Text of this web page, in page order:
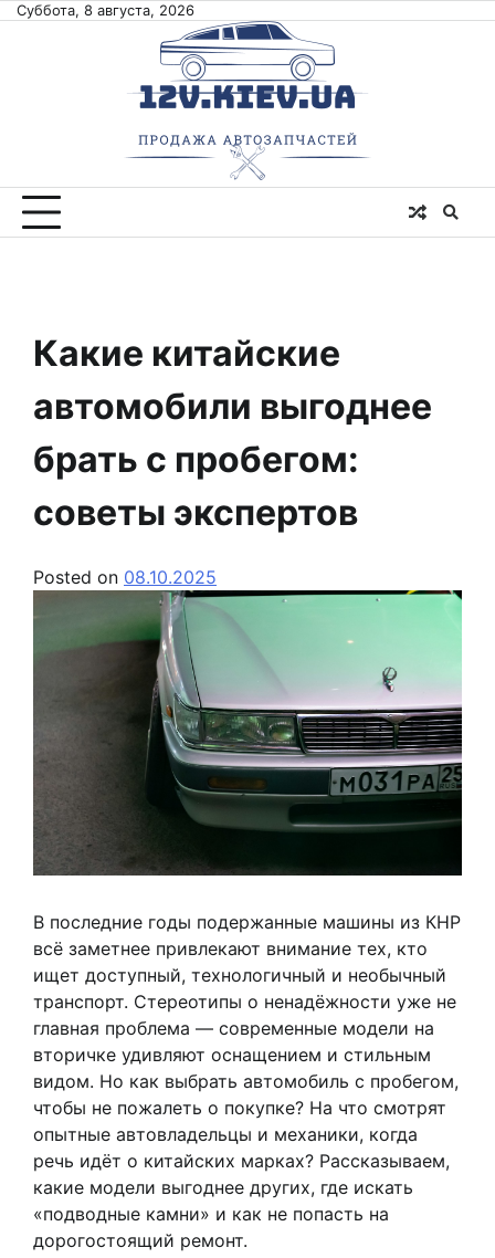
SkipСуббота, 8 августа, 2026
Какие китайские
автомобили выгоднее
брать с пробегом:
советы экспертов
Posted on 08.10.2025
В последние годы подержанные машины из КНР
всё заметнее привлекают внимание тех, кто
ищет доступный, технологичный и необычный
транспорт. Стереотипы о ненадёжности уже не
главная проблема — современные модели на
вторичке удивляют оснащением и стильным
видом. Но как выбрать автомобиль с пробегом,
чтобы не пожалеть о покупке? На что смотрят
опытные автовладельцы и механики, когда
речь идёт о китайских марках? Рассказываем,
какие модели выгоднее других, где искать
«подводные камни» и как не попасть на
дорогостоящий ремонт.